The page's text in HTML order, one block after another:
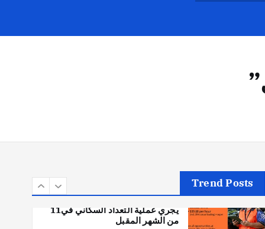
Trend Posts
يوليو 30, 2026
مكتب الإحصاءات الأسترالي (ABS)
يجري عملية التعداد السكاني في11
من الشهر المقبل